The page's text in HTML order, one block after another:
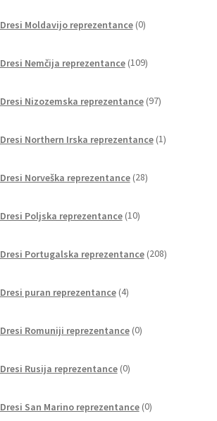
Dresi Moldavijo reprezentance 0izdelkov
Dresi Nemčija reprezentance 109izdelkov
Dresi Nizozemska reprezentance 97izdelkov
Dresi Northern Irska reprezentance 1izdelek
Dresi Norveška reprezentance 28izdelkov
Dresi Poljska reprezentance 10izdelkov
Dresi Portugalska reprezentance 208izdelkov
Dresi puran reprezentance 4izdelki
Dresi Romuniji reprezentance 0izdelkov
Dresi Rusija reprezentance 0izdelkov
Dresi San Marino reprezentance 0izdelkov